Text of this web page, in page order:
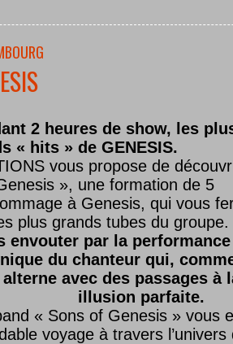
2 heures de show, les
« hits » de GENESIS.
vous propose de
», une formation de 5
à Genesis, qui vous
plus grands tubes du groupe.
envouter par la performance
du chanteur qui,
avec des passages à
illusion parfaite.
« Sons of Genesis » vous
voyage à travers l’univers